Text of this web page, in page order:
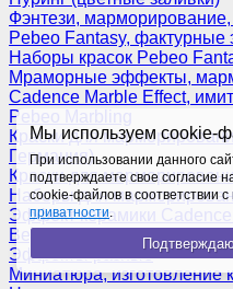
Фэнтези,
Pebeo Fantasy,
Наборы красок Pebeo
Мраморные эффекты,
Cadence Marble Effect,
Pebeo Marbling
Краски для
Германия)
Краски для
Наборы для
Эффект керамики
Венецианская штукатурка
Эффекты разные
Миниатюра, изготовление
Мы используем cookie-
При использовании данного
подтверждаете свое согласие
cookie-файлов в соответствии
приватности.